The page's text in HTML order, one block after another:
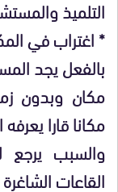
التلميذ
* اغتراب في
بالفعل يجد
مكان وبدون
مكانا قارا
والسبب
القاعات